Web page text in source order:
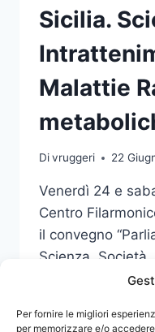
Per fornire le migliori
per memorizzare e/o
Sicilia.
Malattie
Divruggeri 22
Venerdì 24 e
Centro
il convegno
Scienza,
Malattie Rare
LEGGI DI PIÙ
IL